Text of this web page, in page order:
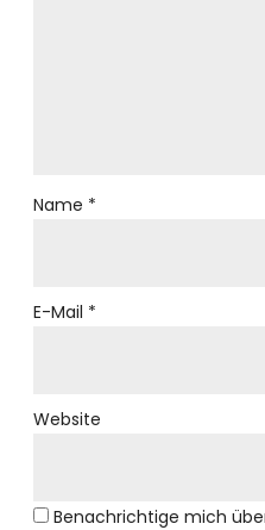
Name *
E-Mail *
Website
Benachrichtige mich